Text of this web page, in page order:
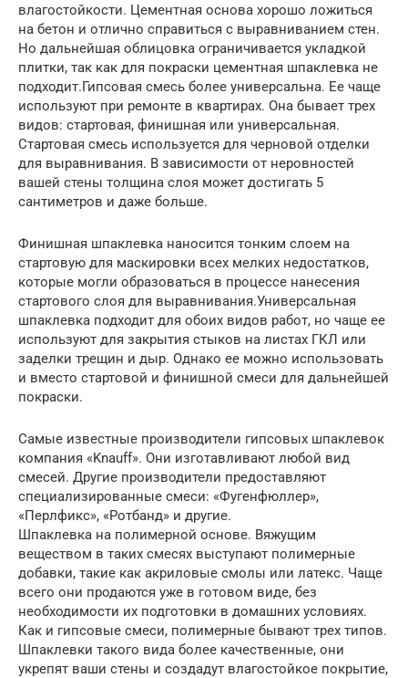
влагостойкости. Цементная основа хорошо ложиться
на бетон и отлично справиться с выравниванием стен.
Но дальнейшая облицовка ограничивается укладкой
плитки, так как для покраски цементная шпаклевка не
подходит.Гипсовая смесь более универсальна. Ее чаще
используют при ремонте в квартирах. Она бывает трех
видов: стартовая, финишная или универсальная.
Стартовая смесь используется для черновой отделки
для выравнивания. В зависимости от неровностей
вашей стены толщина слоя может достигать 5
сантиметров и даже больше.
Финишная шпаклевка наносится тонким слоем на
стартовую для маскировки всех мелких недостатков,
которые могли образоваться в процессе нанесения
стартового слоя для выравнивания.Универсальная
шпаклевка подходит для обоих видов работ, но чаще ее
используют для закрытия стыков на листах ГКЛ или
заделки трещин и дыр. Однако ее можно использовать
и вместо стартовой и финишной смеси для дальнейшей
покраски.
Самые известные производители гипсовых шпаклевок
компания «Knauff». Они изготавливают любой вид
смесей. Другие производители предоставляют
специализированные смеси: «Фугенфюллер»,
«Перлфикс», «Ротбанд» и другие.
Шпаклевка на полимерной основе. Вяжущим
веществом в таких смесях выступают полимерные
добавки, такие как акриловые смолы или латекс. Чаще
всего они продаются уже в готовом виде, без
необходимости их подготовки в домашних условиях.
Как и гипсовые смеси, полимерные бывают трех типов.
Шпаклевки такого вида более качественные, они
укрепят ваши стены и создадут влагостойкое покрытие,